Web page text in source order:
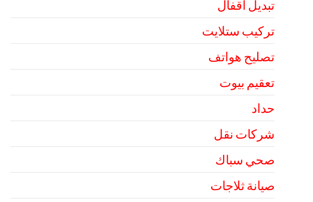
تبديل اقفال
تركيب ستلايت
تصليح هواتف
تعقيم بيوت
حداد
شركات نقل
صحي سباك
صيانة ثلاجات